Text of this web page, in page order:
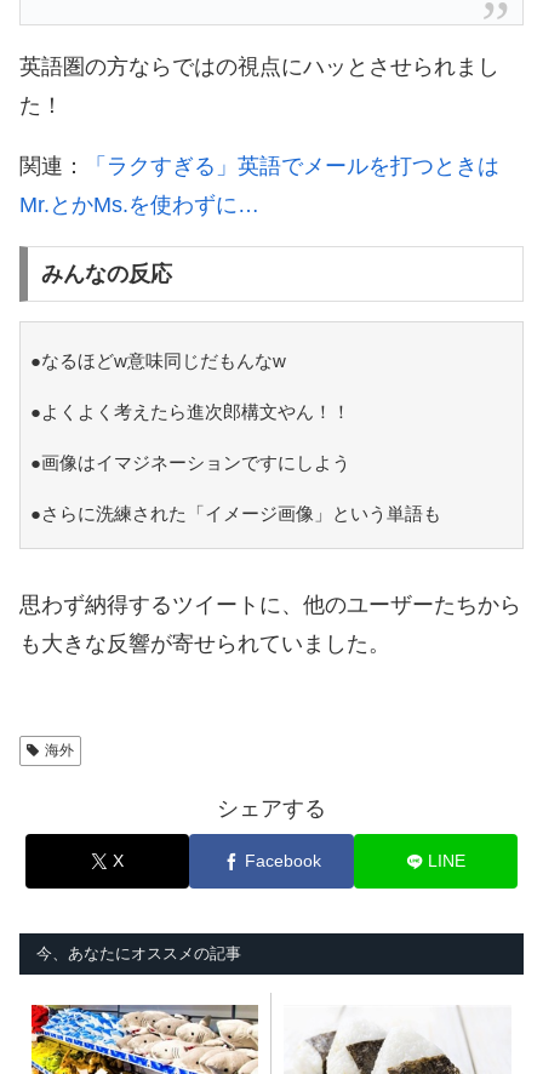
英語圏の方ならではの視点にハッとさせられまし
た！
関連：
「ラクすぎる」英語でメールを打つときは
Mr.とかMs.を使わずに…
みんなの反応
●なるほどw意味同じだもんなw
●よくよく考えたら進次郎構文やん！！
●画像はイマジネーションですにしよう
●さらに洗練された「イメージ画像」という単語も
思わず納得するツイートに、他のユーザーたちから
も大きな反響が寄せられていました。
海外
シェアする
X Facebook LINE
今、あなたにオススメの記事